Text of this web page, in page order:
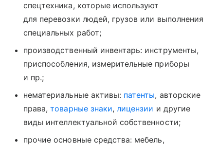
спецтехника, которые используют
для перевозки людей, грузов или выполнения
специальных работ;
производственный инвентарь: инструменты,
приспособления, измерительные приборы
и пр.;
нематериальные активы: патенты, авторские
права,товарные знаки,лицензии и другие
виды интеллектуальной собственности;
прочие основные средства: мебель,